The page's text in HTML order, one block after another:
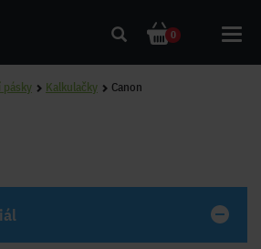
0
Kalkulačky Canon